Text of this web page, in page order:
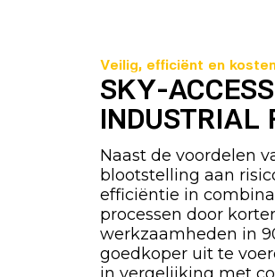
Veilig, efficiënt en
SKY-ACCESS
INDUSTRIAL
Naast de voordelen
blootstelling aan
efficiëntie in
processen door
werkzaamheden in
goedkoper uit te